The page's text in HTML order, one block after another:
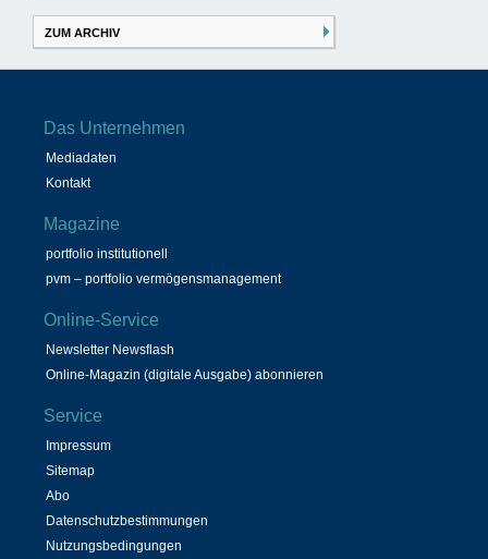
ZUM ARCHIV
Das Unternehmen
Mediadaten
Kontakt
Magazine
portfolio institutionell
pvm – portfolio vermögensmanagement
Online-Service
Newsletter Newsflash
Online-Magazin (digitale Ausgabe) abonnieren
Service
Impressum
Sitemap
Abo
Datenschutzbestimmungen
Nutzungsbedingungen